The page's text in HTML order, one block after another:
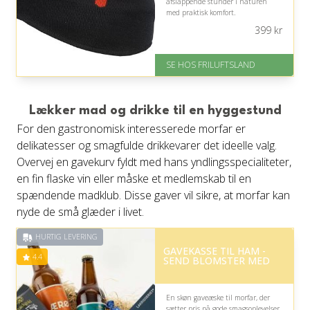
med praktisk komfort.
af 5
399kr
SE HOS FRILUFTSLAND
Lækker mad og drikke til en hyggestund
For den gastronomisk interesserede morfar er
delikatesser og smagfulde drikkevarer det ideelle valg.
Overvej en gavekurv fyldt med hans yndlingsspecialiteter,
en fin flaske vin eller måske et medlemskab til en
spændende madklub. Disse gaver vil sikre, at morfar kan
nyde de små glæder i livet.
HURTIG LEVERING
4.4 GAVEKASSE TIL HAM -
SEND BLOMSTER MED
En skøn gaveæske til morfar, der